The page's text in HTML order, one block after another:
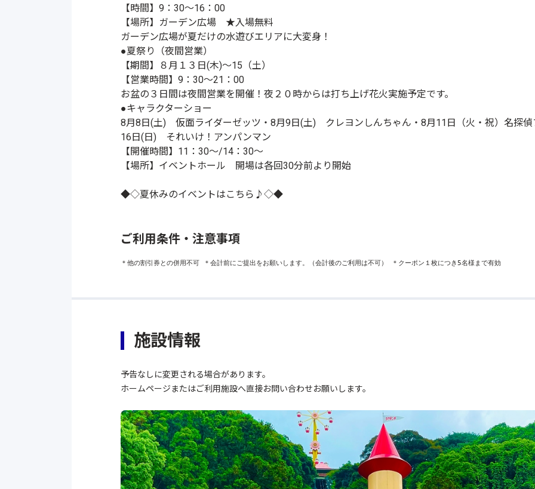
【時間】9：30～16：00
【場所】ガーデン広場 ★入場無料
ガーデン広場が夏だけの水遊びエリアに大変身！
●夏祭り（夜間営業）
【期間】８月１３日(木)～15（土）
【営業時間】9：30～21：00
お盆の３日間は夜間営業を開催！ 夜２０時からは打ち上げ花火実施予定です。
●キャラクターショー
8月8日(土) 仮面ライダーゼッツ・8月9日(土) クレヨンしんちゃん・8月11日（火・祝）名探偵
16日(日) それいけ！アンパンマン
【開催時間】11：30～/14：30～
【場所】イベントホール 開場は各回30分前より開始
◆◇夏休みのイベントはこちら♪◇◆
ご利用条件・注意事項
＊他の割引券との併用不可 ＊会計前にご提出をお願いします。（会計後のご利用は不可） ＊クーポン１枚につき5名様まで有効
施設情報
予告なしに変更される場合があります。
ホームページまたはご利用施設へ直接お問い合わせお願いします。